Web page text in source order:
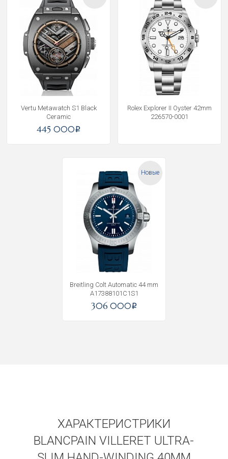
Vertu Metawatch S1 Black
Ceramic
445 000i
Rolex Explorer II Oyster 42mm
226570-0001
Новые
Breitling Colt Automatic 44 mm
A17388101C1S1
306 000i
ХАРАКТЕРИСТРИКИ
BLANCPAIN VILLERET ULTRA-
Получать на почту